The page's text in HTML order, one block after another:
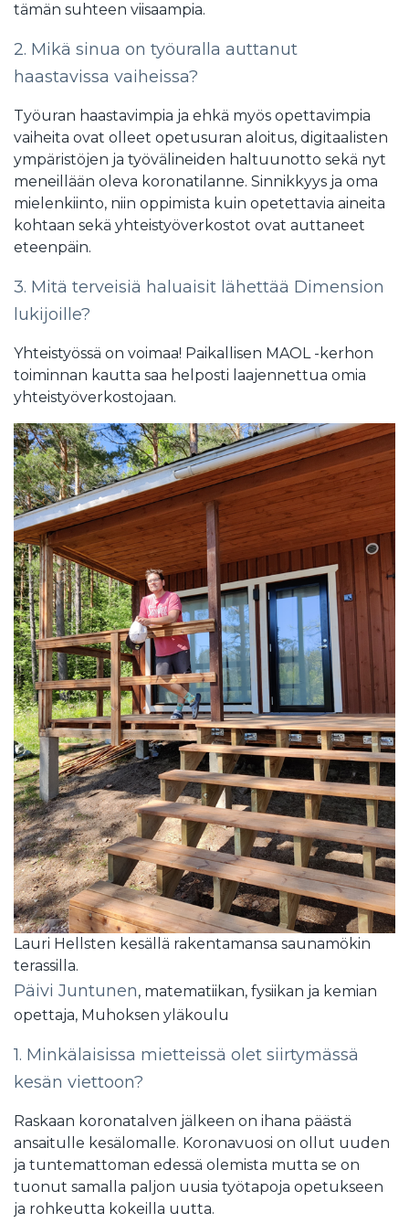
tämän suhteen viisaampia.
2. Mikä sinua on työuralla auttanut
haastavissa vaiheissa?
Työuran haastavimpia ja ehkä myös opettavimpia
vaiheita ovat olleet opetusuran aloitus, digitaalisten
ympäristöjen ja työvälineiden haltuunotto sekä nyt
meneillään oleva koronatilanne. Sinnikkyys ja oma
mielenkiinto, niin oppimista kuin opetettavia aineita
kohtaan sekä yhteistyöverkostot ovat auttaneet
eteenpäin.
3. Mitä terveisiä haluaisit lähettää Dimension
lukijoille?
Yhteistyössä on voimaa! Paikallisen MAOL -kerhon
toiminnan kautta saa helposti laajennettua omia
yhteistyöverkostojaan.
Lauri Hellsten kesällä rakentamansa saunamökin
terassilla.
Päivi Juntunen, matematiikan, fysiikan ja kemian
opettaja, Muhoksen yläkoulu
1. Minkälaisissa mietteissä olet siirtymässä
kesän viettoon?
Raskaan koronatalven jälkeen on ihana päästä
ansaitulle kesälomalle. Koronavuosi on ollut uuden
ja tuntemattoman edessä olemista mutta se on
tuonut samalla paljon uusia työtapoja opetukseen
ja rohkeutta kokeilla uutta.